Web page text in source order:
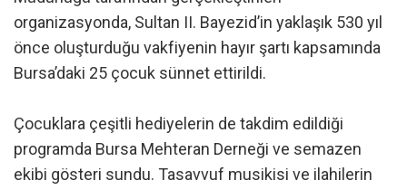
organizasyonda, Sultan II. Bayezid’in yaklaşık 530 yıl
önce oluşturduğu vakfiyenin hayır şartı kapsamında
Bursa’daki 25 çocuk sünnet ettirildi.
Çocuklara çeşitli hediyelerin de takdim edildiği
programda Bursa Mehteran Derneği ve semazen
ekibi gösteri sundu. Tasavvuf musikisi ve ilahilerin